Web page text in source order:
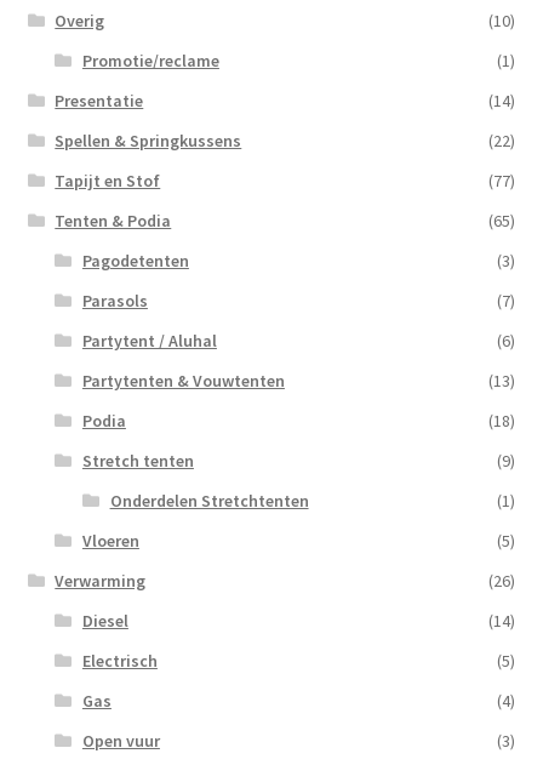
Overig
(10)
Promotie/reclame
(1)
Presentatie
(14)
Spellen & Springkussens
(22)
Tapijt en Stof
(77)
Tenten & Podia
(65)
Pagodetenten
(3)
Parasols
(7)
Partytent / Aluhal
(6)
Partytenten & Vouwtenten
(13)
Podia
(18)
Stretch tenten
(9)
Onderdelen Stretchtenten
(1)
Vloeren
(5)
Verwarming
(26)
Diesel
(14)
Electrisch
(5)
Gas
(4)
Open vuur
(3)